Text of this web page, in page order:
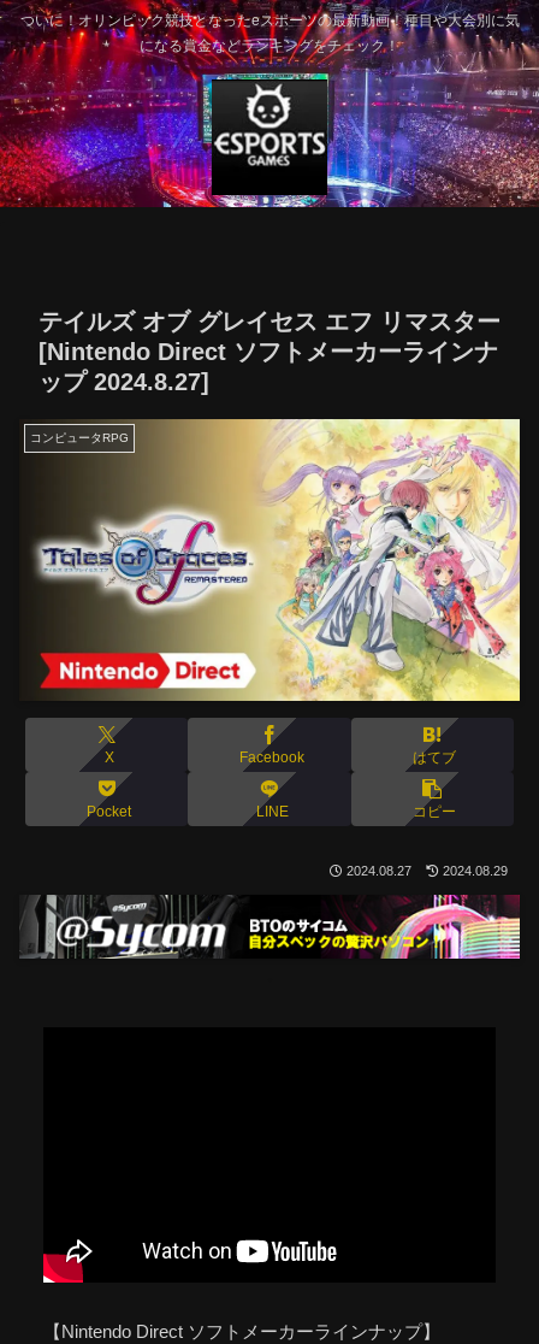
ついに！オリンピック競技となったeスポーツの最新動画！種目や大会別に気
になる賞金などランキングをチェック！
テイルズ オブ グレイセス エフ リマスター
[Nintendo Direct ソフトメーカーラインナ
ップ 2024.8.27]
コンピュータRPG
X Facebook はてブ
Pocket LINE コピー
2024.08.27 2024.08.29
【Nintendo Direct ソフトメーカーラインナップ】